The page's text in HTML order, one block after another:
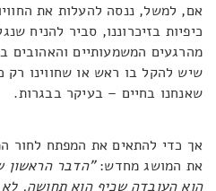
אם, למשל, ננסה להעלות את
כיפיות בזיכרוננו, סביר להניח
מהרגעים המשמעותיים והאהובים
שיש להקל בו ראש או שחווינו
שאנחנו בחיים – בעיקר בבגרות.
אך כדי להתאים את המפתח לחור
את המושג מחדש:"הדבר הראשון
הוא העובדה שכיף הוא תחושה,